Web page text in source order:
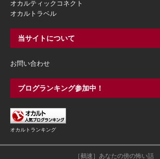
オカルティックコネクト
オカルトラベル
当サイトについて
お問い合わせ
ブログランキング参加中！
オカルトランキング
［鵺速］あなたの傍の怖い話